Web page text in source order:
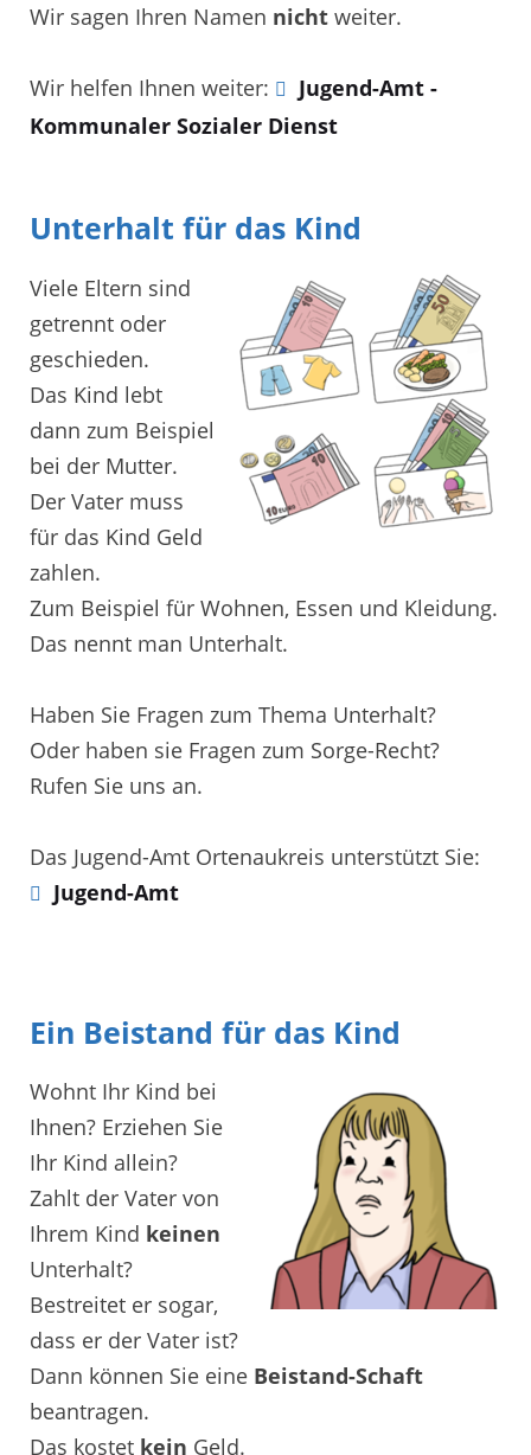
Wir sagen Ihren Namen nicht weiter.
Wir helfen Ihnen weiter:
Jugend-Amt -
Kommunaler Sozialer Dienst
Unterhalt für das Kind
Viele Eltern sind
getrennt oder
geschieden.
Das Kind lebt
dann zum Beispiel
bei der Mutter.
Der Vater muss
für das Kind Geld
zahlen.
Zum Beispiel für Wohnen, Essen und Kleidung.
Das nennt man Unterhalt.
Haben Sie Fragen zum Thema Unterhalt?
Oder haben sie Fragen zum Sorge-Recht?
Rufen Sie uns an.
Das Jugend-Amt Ortenaukreis unterstützt Sie:
Jugend-Amt
Ein Beistand für das Kind
Wohnt Ihr Kind bei
Ihnen? Erziehen Sie
Ihr Kind allein?
Zahlt der Vater von
Ihrem Kind keinen
Unterhalt?
Bestreitet er sogar,
dass er der Vater ist?
Dann können Sie eine Beistand-Schaft
beantragen.
Das kostet kein Geld.